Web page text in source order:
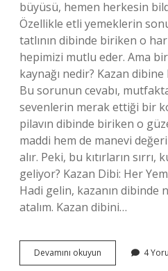
büyüsü, hemen herkesin
Özellikle etli yemeklerin
tatlının dibinde biriken o
hepimizi mutlu eder. Ama
kaynağı nedir? Kazan
Bu sorunun cevabı,
sevenlerin merak ettiği bir
pilavın dibinde biriken o
maddi hem de manevi
alır. Peki, bu kıtırların sırrı,
geliyor? Kazan Dibi: Her
Hadi gelin, kazanın
atalım. Kazan dibini…
Devamını okuyun
dibine
4